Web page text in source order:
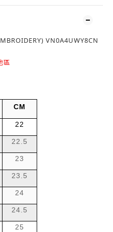
VN0A4UWY8CN
區
CM
22
22.5
23
23.5
24
24.5
25